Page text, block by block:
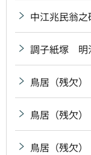
中江兆民翁之
調子紙塚 明
鳥居（残欠
鳥居（残欠
鳥居（残欠